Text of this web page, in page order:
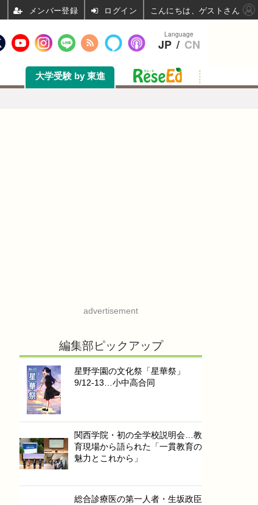
大学受験 by 東進
advertisement
編集部ピックアップ
星野学園の文化祭「星華祭」
9/12-13…小中高合同
関西学院・初の全学校説明会…教
育現場から語られた「一貫教育の
魅力とこれから」
総合診療医の第一人者・生坂政臣
Language
JP / CN
ログイン こんにちは、ゲストさん